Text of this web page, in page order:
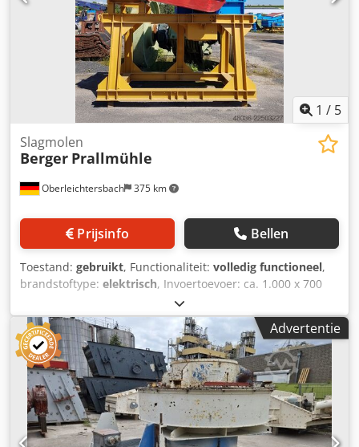
1 / 5
Oberleichtersbach 375 km
Slagmolen
Berger Prallmühle
Prijsinfo Bellen
Toestand: gebruikt, Functionaliteit: volledig functioneel,
brandstoftype: elektrisch, Invoertoevoer: ca. 1.000 x 700
mm Rotordiameter x -breedte: 600 x 1.000 mm Elektrische
aandrijving: 37 kW Dsdpfxezr D H Ne Al Seck Semi-mobiel
stalen frame met invoer- en uitvoerbak.
Advertentie